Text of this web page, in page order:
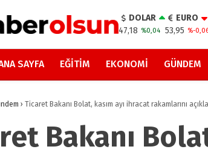
DOLAR
47,18 %0,04
EURO
53,95 %-
SAYFA EĞITIM EKONOMI GÜNDEM
› Ticaret Bakanı Bolat, kasım ayı ihracat rakamlarını
Bakanı